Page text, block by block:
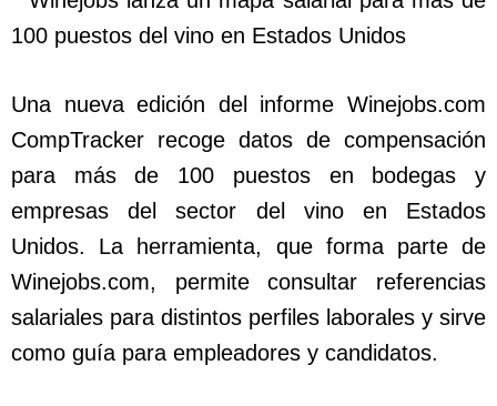
Una nueva edición del informe Winejobs.com
CompTracker recoge datos de compensación
para más de 100 puestos en bodegas y
empresas del sector del vino en Estados
Unidos. La herramienta, que forma parte de
Winejobs.com, permite consultar referencias
salariales para distintos perfiles laborales y sirve
como guía para empleadores y candidatos.